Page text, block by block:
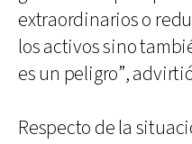
extraordinarios o
los activos sino
es un peligro”,
Respecto de la